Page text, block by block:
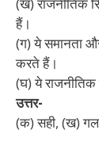
हैं।
(ग) ये समानता
करते हैं।
(घ) ये राजनीतिक
उत्तर-
(क) सही, (ख)